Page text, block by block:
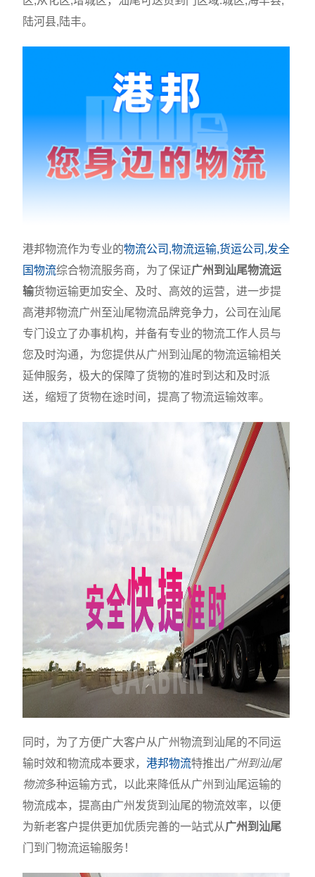
陆河县,陆丰。
港邦物流作为专业的物流公司,物流运输,货运公司,发全
国物流综合物流服务商，为了保证广州到汕尾物流运
输货物运输更加安全、及时、高效的运营，进一步提
高港邦物流广州至汕尾物流品牌竞争力，公司在汕尾
专门设立了办事机构，并备有专业的物流工作人员与
您及时沟通，为您提供从广州到汕尾的物流运输相关
延伸服务，极大的保障了货物的准时到达和及时派
送，缩短了货物在途时间，提高了物流运输效率。
同时，为了方便广大客户从广州物流到汕尾的不同运
输时效和物流成本要求，港邦物流特推出广州到汕尾
物流多种运输方式，以此来降低从广州到汕尾运输的
物流成本，提高由广州发货到汕尾的物流效率，以便
为新老客户提供更加优质完善的一站式从广州到汕尾
门到门物流运输服务！